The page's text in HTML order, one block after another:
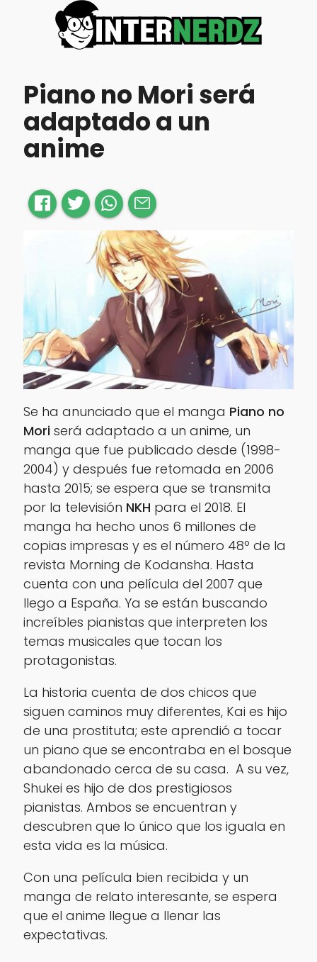
Piano no Mori será
adaptado a un
anime
Se ha anunciado que el manga Piano no
Mori será adaptado a un anime, un
manga que fue publicado desde (1998-
2004) y después fue retomada en 2006
hasta 2015; se espera que se transmita
por la televisión NKH para el 2018. El
manga ha hecho unos 6 millones de
copias impresas y es el número 48º de la
revista Morning de Kodansha. Hasta
cuenta con una película del 2007 que
llego a España. Ya se están buscando
increíbles pianistas que interpreten los
temas musicales que tocan los
protagonistas.
La historia cuenta de dos chicos que
siguen caminos muy diferentes, Kai es hijo
de una prostituta; este aprendió a tocar
un piano que se encontraba en el bosque
abandonado cerca de su casa. A su vez,
Shukei es hijo de dos prestigiosos
pianistas. Ambos se encuentran y
descubren que lo único que los iguala en
esta vida es la música.
Con una película bien recibida y un
manga de relato interesante, se espera
que el anime llegue a llenar las
expectativas.